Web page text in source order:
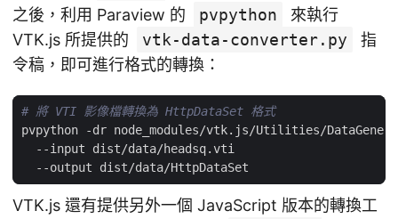
之後，利用 Paraview 的
pvpython
來執行
VTK.js 所提供的
vtk-data-converter.py
指
令稿，即可進行格式的轉換：
# 將 VTI 影像檔轉換為 HttpDataSet 格式
VTK.js 還有提供另外一個 JavaScript 版本的轉換工